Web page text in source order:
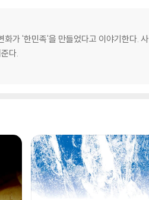
가 '한민족'을 만들었다고 이야기한다. 사
다.